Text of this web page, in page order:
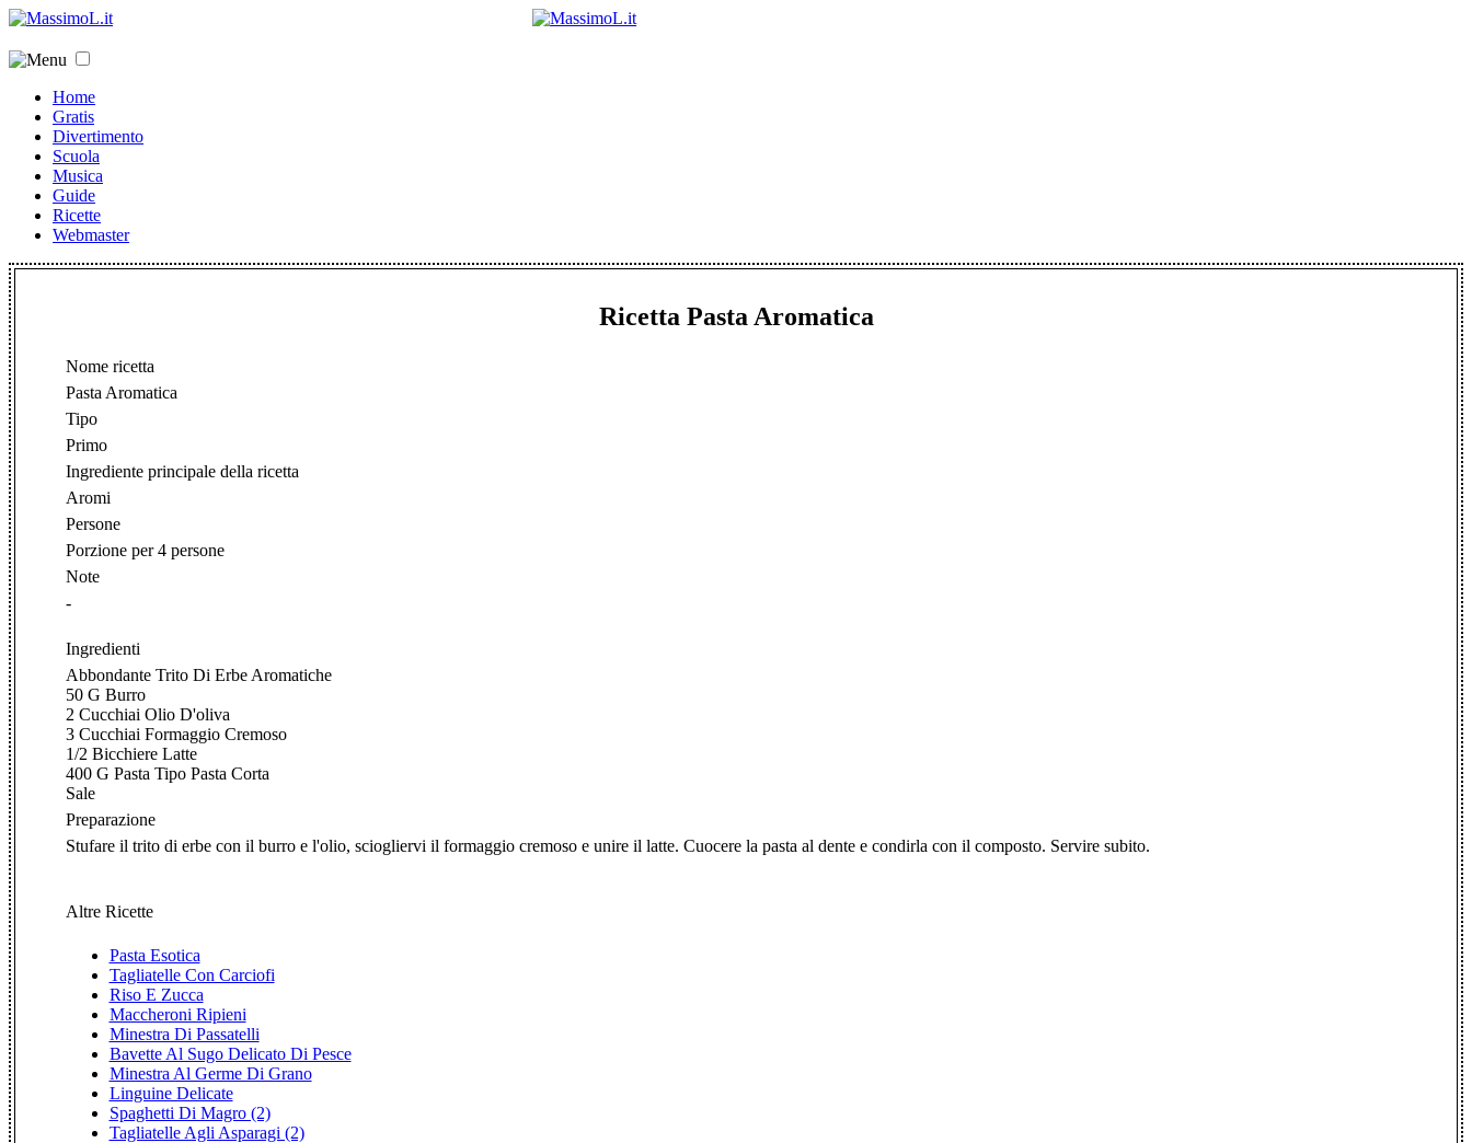
Home
Gratis
Divertimento
Scuola
Musica
Guide
Ricette
Webmaster
Ricetta Pasta Aromatica
Nome ricetta
Pasta Aromatica
Tipo
Primo
Ingrediente principale della ricetta
Aromi
Persone
Porzione per 4 persone
Note
-
Ingredienti
Abbondante Trito Di Erbe Aromatiche
50 G Burro
2 Cucchiai Olio D'oliva
3 Cucchiai Formaggio Cremoso
1/2 Bicchiere Latte
400 G Pasta Tipo Pasta Corta
Sale
Preparazione
Stufare il trito di erbe con il burro e l'olio, sciogliervi il formaggio cremoso e unire il latte. Cuocere la pasta al dente e condirla con il composto. Servire subito.
Altre Ricette
Pasta Esotica
Tagliatelle Con Carciofi
Riso E Zucca
Maccheroni Ripieni
Minestra Di Passatelli
Bavette Al Sugo Delicato Di Pesce
Minestra Al Germe Di Grano
Linguine Delicate
Spaghetti Di Magro (2)
Tagliatelle Agli Asparagi (2)